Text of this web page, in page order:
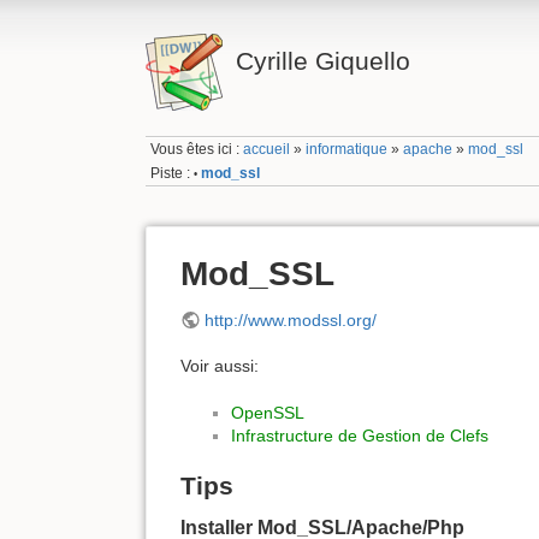
Cyrille Giquello
Vous êtes ici :accueil »informatique »apache »mod_ssl
Piste : • mod_ssl
Mod_SSL
http://www.modssl.org/
Voir aussi:
OpenSSL
Infrastructure de Gestion de Clefs
Tips
Installer Mod_SSL/Apache/Php